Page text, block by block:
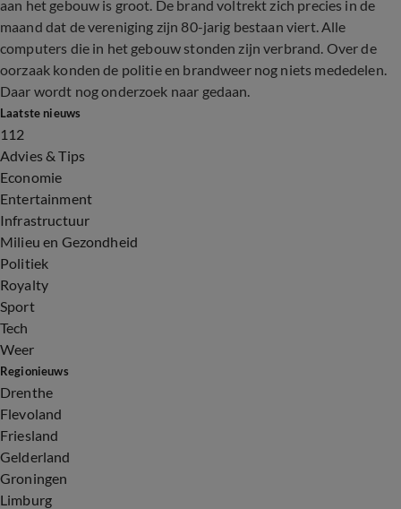
aan het gebouw is groot. De brand voltrekt zich precies in de
maand dat de vereniging zijn 80-jarig bestaan viert. Alle
computers die in het gebouw stonden zijn verbrand. Over de
oorzaak konden de politie en brandweer nog niets mededelen.
Daar wordt nog onderzoek naar gedaan.
Laatste nieuws
112
Advies & Tips
Economie
Entertainment
Infrastructuur
Milieu en Gezondheid
Politiek
Royalty
Sport
Tech
Weer
Regionieuws
Drenthe
Flevoland
Friesland
Gelderland
Groningen
Limburg